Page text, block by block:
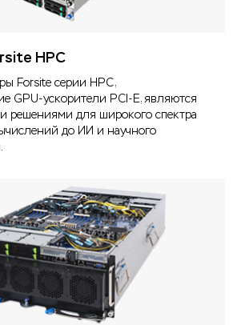
HPC
Forsite серии HPC,
GPU-ускорители PCI-E, являются
решениями для широкого спектра
до ИИ и научного